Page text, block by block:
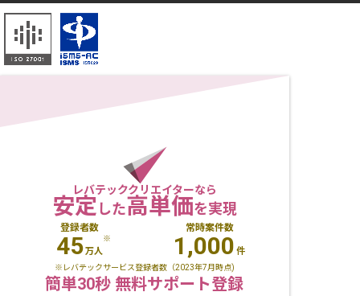
レバテッククリエイターなら
安定した高単価を実現
登録者数
45万人
※
常時案件数
1,000 件
※レバテックサービス登録者数（2023年7月時点)
簡単30秒 無料サポート登録